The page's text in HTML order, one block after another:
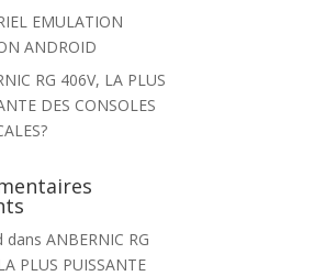
EMULATION
ANDROID
RG 406V, LA PLUS
DES CONSOLES
dansANBERNIC RG
PLUS PUISSANTE